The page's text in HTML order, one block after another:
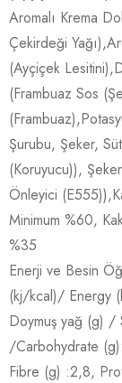
Aromalı Krema
Çekirdeği
(Ayçiçek
(Frambuaz Sos
Şurubu, Şeker,
(Koruyucu)),
Önleyici
Minimum %60,
%35
Enerji ve Besin
(kj/kcal)/ Energy
Doymuş yağ (g) /
/Carbohydrate
Fibre (g) :2,8,